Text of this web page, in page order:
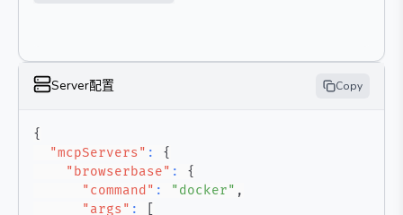
Server配置 Copy
{
"mcpServers" :
{
"browserbase" :
{
"command" : "docker" ,
"args" :